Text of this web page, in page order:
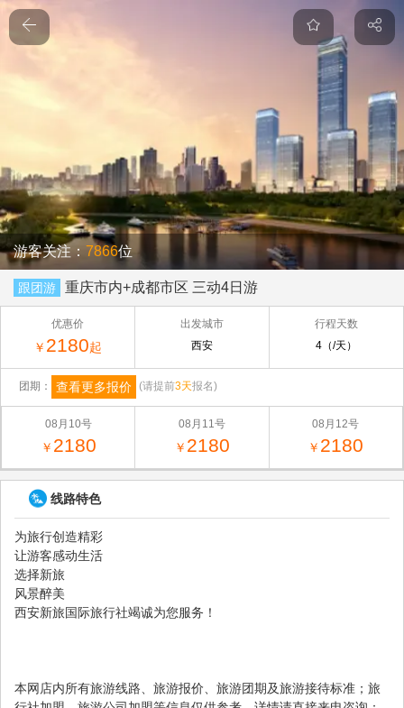
游客关注： 7866位
跟团游 重庆市内+成都市区 三动4日游
优惠价
￥ 2180起
出发城市
西安
行程天数
4（/天）
团期： 查看更多报价 (请提前3天报名)
08月10号
￥ 2180
08月11号
￥ 2180
08月12号
￥ 2180
线路特色
为旅行创造精彩
让游客感动生活
选择新旅
风景醉美
西安新旅国际旅行社竭诚为您服务！
本网店内所有旅游线路、旅游报价、旅游团期及旅游接待标准；旅